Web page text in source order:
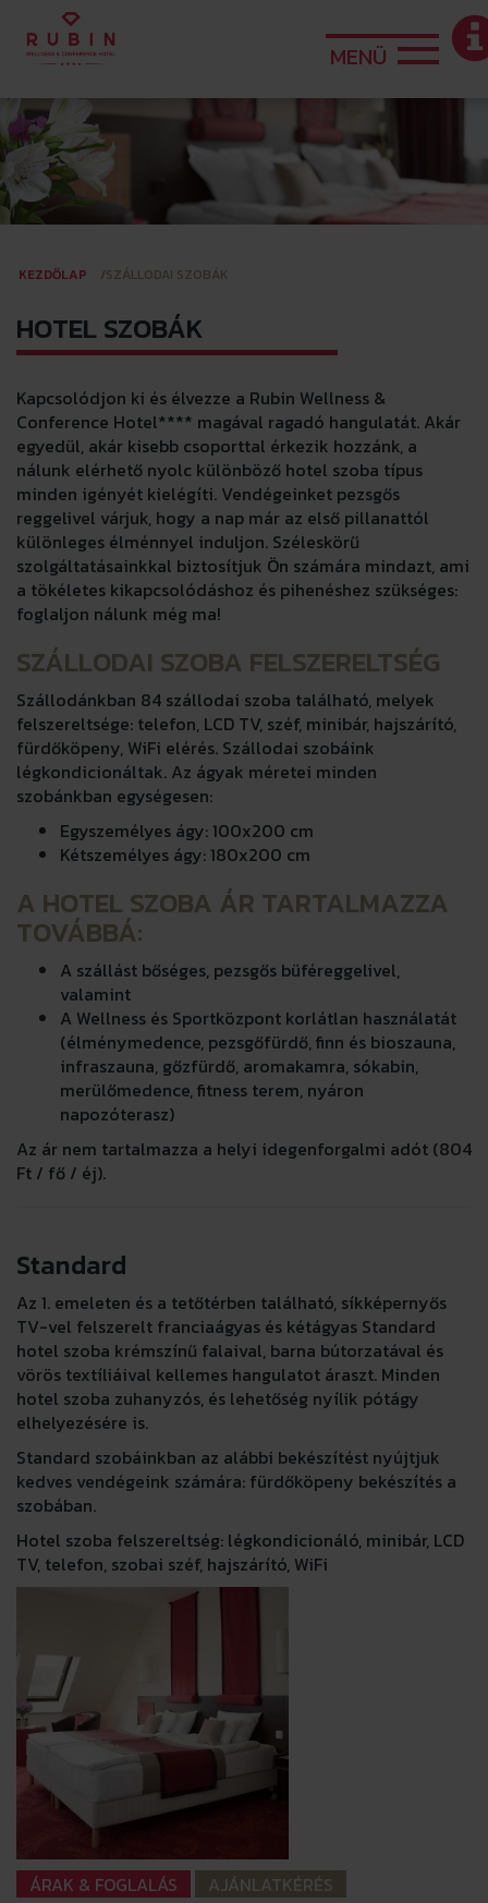
MENÜ
KEZDŐLAP SZÁLLODAI SZOBÁK
HOTEL SZOBÁK
Kapcsolódjon ki és élvezze a Rubin Wellness &
Conference Hotel**** magával ragadó hangulatát. Akár
egyedül, akár kisebb csoporttal érkezik hozzánk, a
nálunk elérhető nyolc különböző hotel szoba típus
minden igényét kielégíti. Vendégeinket pezsgős
reggelivel várjuk, hogy a nap már az első pillanattól
különleges élménnyel induljon. Széleskörű
szolgáltatásainkkal biztosítjuk Ön számára mindazt, ami
a tökéletes kikapcsolódáshoz és pihenéshez szükséges:
foglaljon nálunk még ma!
SZÁLLODAI SZOBA FELSZERELTSÉG
Szállodánkban 84 szállodai szoba található, melyek
felszereltsége: telefon, LCD TV, széf, minibár, hajszárító,
fürdőköpeny, WiFi elérés. Szállodai szobáink
légkondicionáltak. Az ágyak méretei minden
szobánkban egységesen:
Egyszemélyes ágy: 100x200 cm
Kétszemélyes ágy: 180x200 cm
A HOTEL SZOBA ÁR TARTALMAZZA
TOVÁBBÁ:
A szállást bőséges, pezsgős büféreggelivel,
valamint
A Wellness és Sportközpont korlátlan használatát
(élménymedence, pezsgőfürdő, finn és bioszauna,
infraszauna, gőzfürdő, aromakamra, sókabin,
merülőmedence, fitness terem, nyáron
napozóterasz)
Az ár nem tartalmazza a helyi idegenforgalmi adót (804
Ft / fő / éj).
Standard
Az 1. emeleten és a tetőtérben található, síkképernyős
TV-vel felszerelt franciaágyas és kétágyas Standard
hotel szoba krémszínű falaival, barna bútorzatával és
vörös textíliáival kellemes hangulatot áraszt. Minden
hotel szoba zuhanyzós, és lehetőség nyílik pótágy
elhelyezésére is.
Standard szobáinkban az alábbi bekészítést nyújtjuk
kedves vendégeink számára: fürdőköpeny bekészítés a
szobában.
Hotel szoba felszereltség: légkondicionáló, minibár, LCD
TV, telefon, szobai széf, hajszárító, WiFi
ÁRAK & FOGLALÁS AJÁNLATKÉRÉS